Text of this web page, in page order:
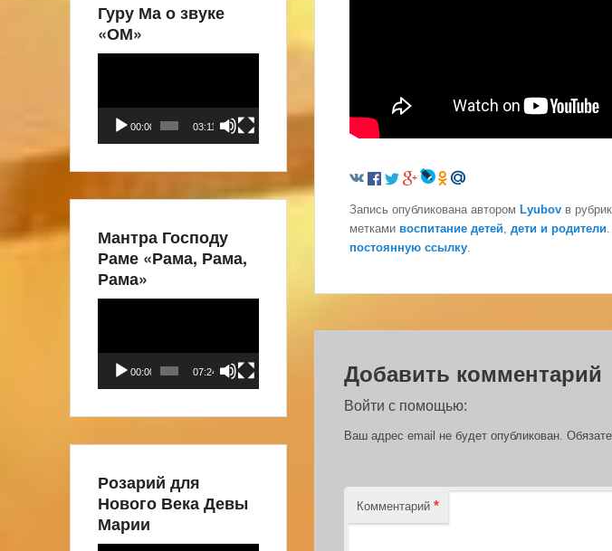
Запись опубликована автором Lyubov в
метками воспитание детей, дети и родители
постоянную ссылку.
Добавить комментарий
Войти с помощью:
Ваш адрес email не будет опубликован.
Комментарий *
Гуру Ма о звуке
«ОМ»
00:00 03:11
Мантра Господу
Раме «Рама, Рама,
Рама»
00:00 07:24
Розарий для
Нового Века Девы
Марии